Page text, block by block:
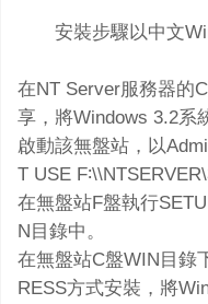
安裝步驟以中文
在NT Server服務器的
享，將Windows 3.2系
啟動該無盤站，以
T USE
在無盤站F盤執行
N目錄中。
在無盤站C盤WIN目錄
RESS方式安裝，將